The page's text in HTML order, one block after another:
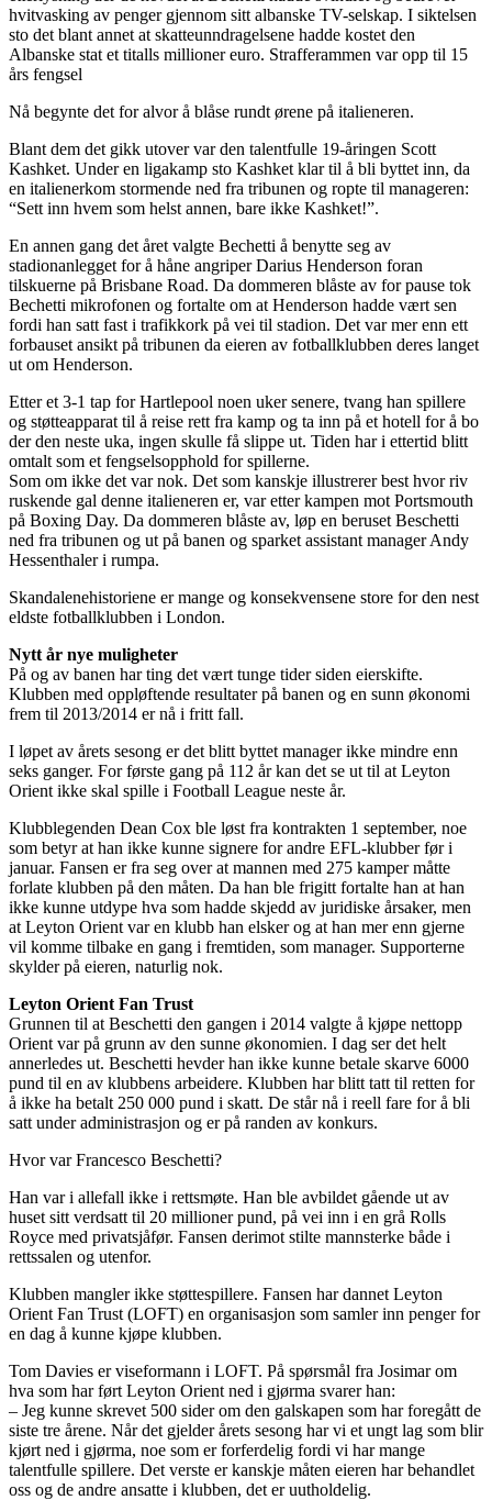
hvitvasking av penger gjennom sitt albanske TV-selskap. I siktelsen
sto det blant annet at skatteunndragelsene hadde kostet den
Albanske stat et titalls millioner euro. Strafferammen var opp til 15
års fengsel
Nå begynte det for alvor å blåse rundt ørene på italieneren.
Blant dem det gikk utover var den talentfulle 19-åringen Scott
Kashket. Under en ligakamp sto Kashket klar til å bli byttet inn, da
en italienerkom stormende ned fra tribunen og ropte til manageren:
“Sett inn hvem som helst annen, bare ikke Kashket!”.
En annen gang det året valgte Bechetti å benytte seg av
stadionanlegget for å håne angriper Darius Henderson foran
tilskuerne på Brisbane Road. Da dommeren blåste av for pause tok
Bechetti mikrofonen og fortalte om at Henderson hadde vært sen
fordi han satt fast i trafikkork på vei til stadion. Det var mer enn ett
forbauset ansikt på tribunen da eieren av fotballklubben deres langet
ut om Henderson.
Etter et 3-1 tap for Hartlepool noen uker senere, tvang han spillere
og støtteapparat til å reise rett fra kamp og ta inn på et hotell for å bo
der den neste uka, ingen skulle få slippe ut. Tiden har i ettertid blitt
omtalt som et fengselsopphold for spillerne.
Som om ikke det var nok. Det som kanskje illustrerer best hvor riv
ruskende gal denne italieneren er, var etter kampen mot Portsmouth
på Boxing Day. Da dommeren blåste av, løp en beruset Beschetti
ned fra tribunen og ut på banen og sparket assistant manager Andy
Hessenthaler i rumpa.
Skandalenehistoriene er mange og konsekvensene store for den nest
eldste fotballklubben i London.
Nytt år nye muligheter
På og av banen har ting det vært tunge tider siden eierskifte.
Klubben med oppløftende resultater på banen og en sunn økonomi
frem til 2013/2014 er nå i fritt fall.
I løpet av årets sesong er det blitt byttet manager ikke mindre enn
seks ganger. For første gang på 112 år kan det se ut til at Leyton
Orient ikke skal spille i Football League neste år.
Klubblegenden Dean Cox ble løst fra kontrakten 1 september, noe
som betyr at han ikke kunne signere for andre EFL-klubber før i
januar. Fansen er fra seg over at mannen med 275 kamper måtte
forlate klubben på den måten. Da han ble frigitt fortalte han at han
ikke kunne utdype hva som hadde skjedd av juridiske årsaker, men
at Leyton Orient var en klubb han elsker og at han mer enn gjerne
vil komme tilbake en gang i fremtiden, som manager. Supporterne
skylder på eieren, naturlig nok.
Leyton Orient Fan Trust
Grunnen til at Beschetti den gangen i 2014 valgte å kjøpe nettopp
Orient var på grunn av den sunne økonomien. I dag ser det helt
annerledes ut. Beschetti hevder han ikke kunne betale skarve 6000
pund til en av klubbens arbeidere. Klubben har blitt tatt til retten for
å ikke ha betalt 250 000 pund i skatt. De står nå i reell fare for å bli
satt under administrasjon og er på randen av konkurs.
Hvor var Francesco Beschetti?
Han var i allefall ikke i rettsmøte. Han ble avbildet gående ut av
huset sitt verdsatt til 20 millioner pund, på vei inn i en grå Rolls
Royce med privatsjåfør. Fansen derimot stilte mannsterke både i
rettssalen og utenfor.
Klubben mangler ikke støttespillere. Fansen har dannet Leyton
Orient Fan Trust (LOFT) en organisasjon som samler inn penger for
en dag å kunne kjøpe klubben.
Tom Davies er viseformann i LOFT. På spørsmål fra Josimar om
hva som har ført Leyton Orient ned i gjørma svarer han:
– Jeg kunne skrevet 500 sider om den galskapen som har foregått de
siste tre årene. Når det gjelder årets sesong har vi et ungt lag som blir
kjørt ned i gjørma, noe som er forferdelig fordi vi har mange
talentfulle spillere. Det verste er kanskje måten eieren har behandlet
oss og de andre ansatte i klubben, det er uutholdelig.